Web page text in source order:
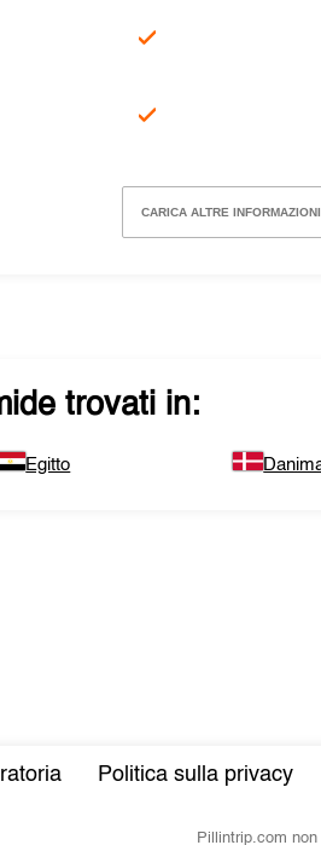
CARICA ALTRE INFORMAZIONI
trovati in:
Egitto
Politica sulla privacy
Pillintrip.com